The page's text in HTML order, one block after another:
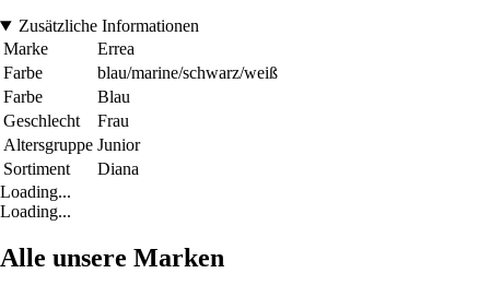
Zusätzliche Informationen
Marke
Errea
Farbe
blau/marine/schwarz/weiß
Farbe
Blau
Geschlecht
Frau
Altersgruppe Junior
Sortiment
Diana
Loading...
Loading...
Alle unsere Marken